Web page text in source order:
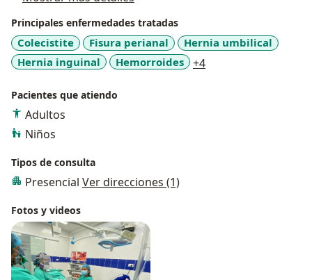
Principales enfermedades tratadas
Colecistite Fisura perianal
Hernia umbilical
Hernia inguinal
Hemorroides +4
Pacientes que atiendo
Adultos
Niños
Tipos de consulta
Presencial Ver direcciones (1)
Fotos y videos